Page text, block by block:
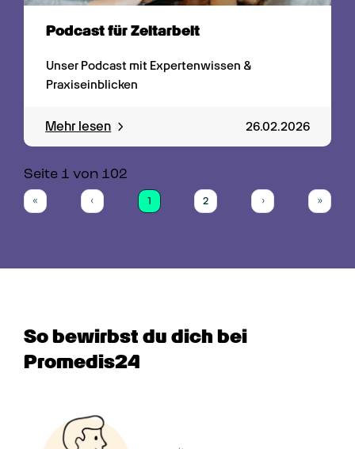
Podcast für Zeitarbeit
Unser Podcast mit Expertenwissen &
Praxiseinblicken
Mehr lesen 26.02.2026
Seite 1 von 102
«
First
‹
Previous
1
(current)
2 ›
Next
»
Last
So bewirbst du dich bei
Promedis24